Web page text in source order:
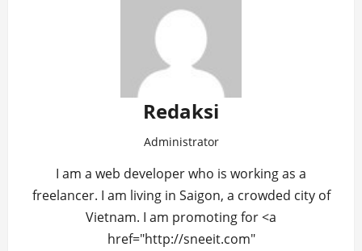
Redaksi
Administrator
I am a web developer who is working as a
freelancer. I am living in Saigon, a crowded city of
Vietnam. I am promoting for <a
href="http://sneeit.com"